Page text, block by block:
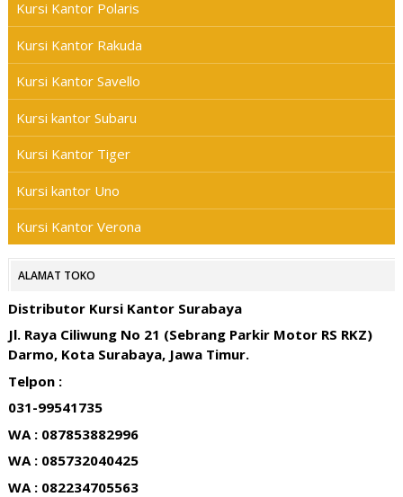
Kursi Kantor Polaris
Kursi Kantor Rakuda
Kursi Kantor Savello
Kursi kantor Subaru
Kursi Kantor Tiger
Kursi kantor Uno
Kursi Kantor Verona
ALAMAT TOKO
Distributor Kursi Kantor Surabaya
Jl. Raya Ciliwung No 21 (Sebrang Parkir Motor RS RKZ)
Darmo, Kota Surabaya, Jawa Timur.
Telpon :
031-99541735
WA : 087853882996
WA : 085732040425
WA : 082234705563